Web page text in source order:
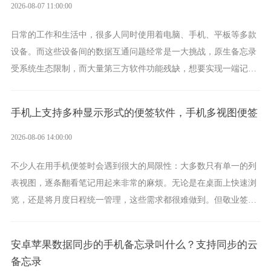
2026-08-07 11:00:00
日常的工作和生活中，很多人同时使用着电脑、手机、平板等多款
设备。而这些设备间的数据互通问题经常是一大挑战，原生备忘录
受系统生态限制，而大量第三方软件功能残缺，想要实现一端记
手机上支持多种显示形式的便签软件，手机多视图便签
2026-08-06 14:00:00
不少人在用手机便签时会遇到很大的局限性：大多数只有单一的列
表视图，逐条翻看笔记用起来非常的麻烦。无论是在桌面上快速浏
览，还是将月度日程统一管理，这些需求都很难做到。但敬业签作
安卓苹果数据同步的手机备忘录叫什么？支持同步的云
备忘录